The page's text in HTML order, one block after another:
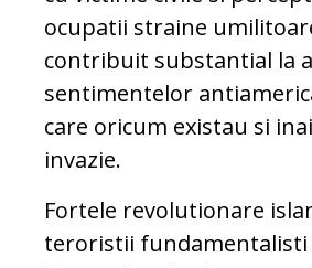
ocupatii straine
contribuit substantial la
sentimentelor
care oricum existau si
invazie.
Fortele revolutionare
teroristii fundamentalisti